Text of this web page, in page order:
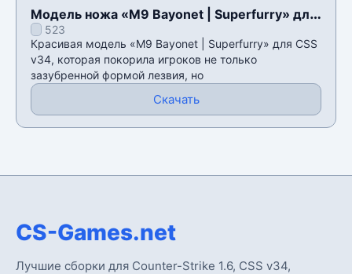
Модель ножа «M9 Bayonet | Superfurry» для
CSS v34
523
Красивая модель «M9 Bayonet | Superfurry» для CSS
v34, которая покорила игроков не только
зазубренной формой лезвия, но
Скачать
CS-Games.net
Лучшие сборки для Counter-Strike 1.6, CSS v34,